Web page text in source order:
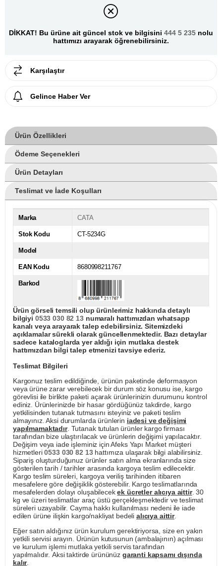
DİKKAT! Bu ürüne ait güncel stok ve bilgisini 444 5 235 nolu
hattımızı arayarak öğrenebilirsiniz.
Karşılaştır
Gelince Haber Ver
Ürün Özellikleri
Ödeme Seçenekleri
Ürün Detayları
Teslimat ve İade Koşulları
Marka CATA
Stok Kodu CT-5234G
Model
EAN Kodu 8680998211767
Barkod
Ürün görseli temsili olup ürünlerimiz hakkında detaylı
bilgiyi 0533 030 82 13numaralı hattımızdan whatsapp
kanalı veya arayarak talep edebilirsiniz. Sitemizdeki
açıklamalar sürekli olarak güncellenmektedir. Bazı detaylar
sadece kataloglarda yer aldığı için mutlaka destek
hattımızdan bilgi talep etmenizi tavsiye ederiz.
Teslimat Bilgileri
Kargonuz teslim edildiğinde, ürünün paketinde deformasyon
veya ürüne zarar verebilecek bir durum söz konusu ise, kargo
görevlisi ile birlikte paketi açarak ürünlerinizin durumunu kontrol
ediniz. Ürünlerinizde bir hasar gördüğünüz takdirde, kargo
yetkilisinden tutanak tutmasını isteyiniz ve paketi teslim
almayınız. Aksi durumlarda ürünlerin iadesi ve değişimi
yapılmamaktadır. Tutanak tutulan ürünler kargo firması
tarafından bize ulaştırılacak ve ürünlerin değişimi yapılacaktır.
Değişim veya iade işleminiz için Afeks Yapı Market müşteri
hizmetleri0533 030 82 13hattımıza ulaşarak bilgi alabilirsiniz.
Sipariş oluşturduğunuz ürünler satın alma ekranlarında size
gösterilen tarih / tarihler arasında kargoya teslim edilecektir.
Kargo teslim süreleri, kargoya veriliş tarihinden itibaren
mesafelere göre değişiklik gösterebilir. Kargo teslimatlarında
mesafelerden dolayı oluşabilecekek ücretler alıcıya aittir. 30
kg ve üzeri teslimatlar araç üstü gerçekleşmektedir ve teslimat
süreleri uzayabilir. Cayma hakkı kullanılması nedeni ile iade
edilen ürüne ilişkin kargo/nakliyat bedeli alıcıya aittir.
Eğer satın aldığınız ürün kurulum gerektiriyorsa, size en yakın
yetkili servisi arayın. Ürünün kutusunun (ambalajının) açılması
ve kurulum işlemi mutlaka yetkili servis tarafından
yapılmalıdır. Aksi taktirde ürününüz garanti kapsamı dışında
kalır.